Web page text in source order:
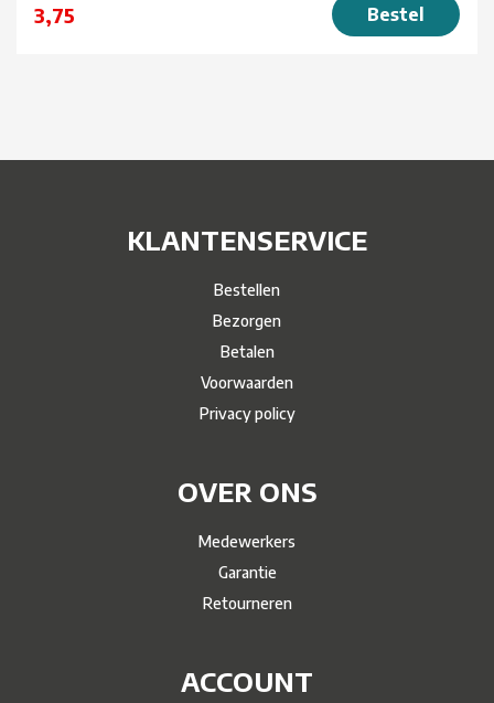
3,75 Bestel
KLANTENSERVICE
Bestellen
Bezorgen
Betalen
Voorwaarden
Privacy policy
OVER ONS
Medewerkers
Garantie
Retourneren
ACCOUNT